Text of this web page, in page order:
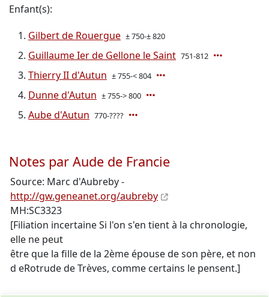
Enfant(s):
Gilbert de Rouergue ± 750-± 820
Guillaume Ier de Gellone le Saint 751-812
Thierry II d'Autun ± 755-< 804
Dunne d'Autun ± 755-> 800
Aube d'Autun 770-????
Notes par Aude de Francie
Source: Marc d'Aubreby -
http://gw.geneanet.org/aubreby
MH:SC3323
[Filiation incertaine Si l'on s'en tient à la chronologie,
elle ne peut
être que la fille de la 2ème épouse de son père, et non
d eRotrude de Trèves, comme certains le pensent.]